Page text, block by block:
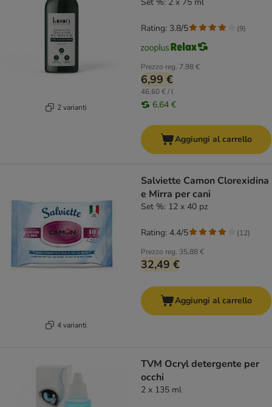
2 varianti
Prezzo reg. 7,98 €
6,99 €
46,60 € / l
6,64 €
Rating: 3.8/5 (9)
Aggiungi al carrello
4 varianti
Salviette Camon Clorexidina
e Mirra per cani
Set %: 12 x 40 pz
Prezzo reg. 35,88 €
32,49 €
Rating: 4.4/5 (12)
Aggiungi al carrello
TVM Ocryl detergente per
occhi
2 x 135 ml